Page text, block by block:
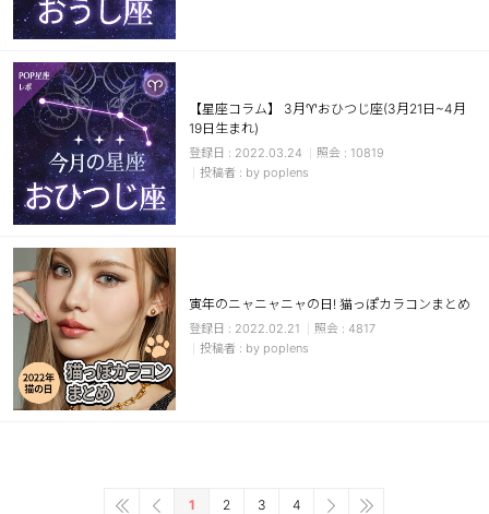
【星座コラム】 3月♈おひつじ座(3月21日~4月
19日生まれ)
2022.03.24
10819
by poplens
寅年のニャニャニャの日! 猫っぽカラコンまとめ
2022.02.21
4817
by poplens
1 2 3 4